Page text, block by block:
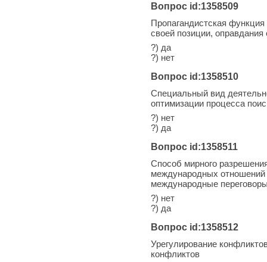
Вопрос id:1358509
Пропагандистская
своей позиции,
?) да
?) нет
Вопрос id:1358510
Специальный вид
оптимизации процесса
?) нет
?) да
Вопрос id:1358511
Способ мирного
международных
международные
?) нет
?) да
Вопрос id:1358512
Урегулирование
конфликтов